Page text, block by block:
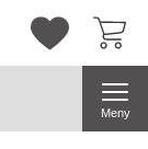
Mina
Meny